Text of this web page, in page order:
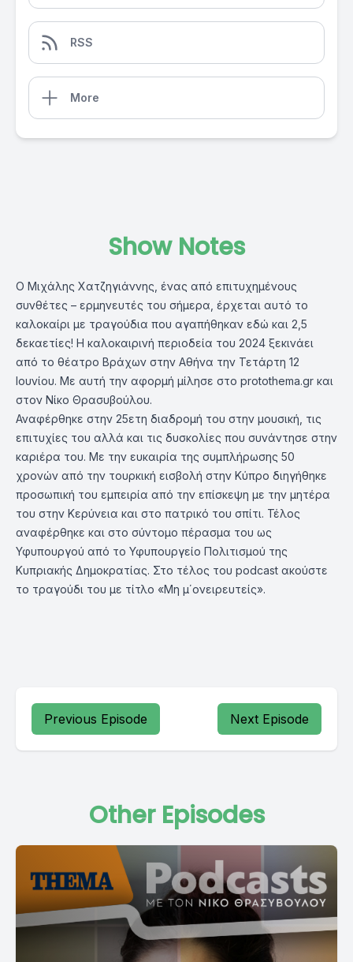
RSS
More
Show Notes
Ο Μιχάλης Χατζηγιάννης, ένας από επιτυχημένους
συνθέτες – ερμηνευτές του σήμερα, έρχεται αυτό το
καλοκαίρι με τραγούδια που αγαπήθηκαν εδώ και 2,5
δεκαετίες! H καλοκαιρινή περιοδεία του 2024 ξεκινάει
από το θέατρο Βράχων στην Αθήνα την Τετάρτη 12
Ιουνίου. Με αυτή την αφορμή μίλησε στο protothema.gr και
στον Νίκο Θρασυβούλου.
Αναφέρθηκε στην 25ετη διαδρομή του στην μουσική, τις
επιτυχίες του αλλά και τις δυσκολίες που συνάντησε στην
καριέρα του. Με την ευκαιρία της συμπλήρωσης 50
χρονών από την τουρκική εισβολή στην Κύπρο διηγήθηκε
προσωπική του εμπειρία από την επίσκεψη με την μητέρα
του στην Κερύνεια και στο πατρικό του σπίτι. Τέλος
αναφέρθηκε και στο σύντομο πέρασμα του ως
Υφυπουργού από το Υφυπουργείο Πολιτισμού της
Κυπριακής Δημοκρατίας. Στο τέλος του podcast ακούστε
το τραγούδι του με τίτλο «Μη μ΄ονειρευτείς».
Previous Episode Next Episode
Other Episodes